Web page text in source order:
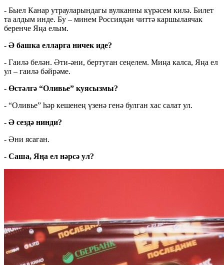
- Быел Канар утрауларындагы вулканны күрәсем килә. Билет
та алдым инде. Бу – минем Россиядән читтә каршылаячак
беренче Яңа елым.
- Ә башка елларга ничек иде?
- Гаилә белән. Әти-әни, бертуган сеңелем. Миңа калса, Яңа ел
ул – гаилә бәйрәме.
- Өстәлгә “Оливье” куясызмы?
- “Оливье” һәр кешенең үзенә генә булган хас салат ул.
- Ә сездә нинди?
- Әни ясаган.
- Саша, Яңа ел нәрсә ул?